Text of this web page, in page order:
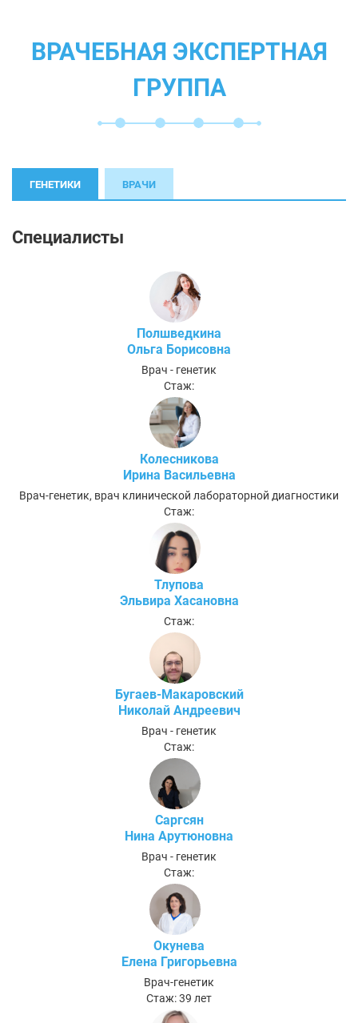
ВРАЧЕБНАЯ ЭКСПЕРТНАЯ
ГРУППА
ГЕНЕТИКИ ВРАЧИ
Специалисты
Полшведкина
Ольга Борисовна
Врач - генетик
Стаж:
Колесникова
Ирина Васильевна
Врач-генетик, врач клинической лабораторной диагностики
Стаж:
Тлупова
Эльвира Хасановна
Стаж:
Бугаев-Макаровский
Николай Андреевич
Врач - генетик
Стаж:
Саргсян
Нина Арутюновна
Врач - генетик
Стаж:
Окунева
Елена Григорьевна
Врач-генетик
Стаж: 39 лет